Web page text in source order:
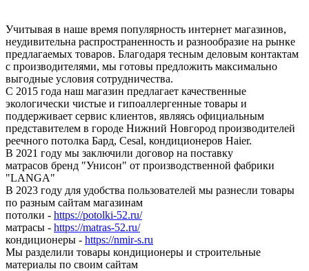
Учитывая в наше время популярность интернет магазинов,
неудивительна распространенность и разнообразие на рынке
предлагаемых товаров. Благодаря тесным деловым контактам
с производителями, мы готовы предложить максимально
выгодные условия сотрудничества.
С 2015 года наш магазин предлагает качественные
экологически чистые и гипоаллергенные товары и
поддерживает сервис клиентов, являясь официальным
представителем в городе Нижний Новгород производителей
реечного потолка Бард, Cesal, кондиционеров Haier.
В 2021 году мы заключили договор на поставку
матрасов бренд "Унисон" от производственной фабрики
"LANGA"
В 2023 году для удобства пользователей мы разнесли товары
по разным сайтам магазинам
потолки - https://potolki-52.ru/
матрасы - https://matras-52.ru/
кондиционеры - https://nmir-s.ru
Мы разделили товары кондиционеры и строительные
материалы по своим сайтам